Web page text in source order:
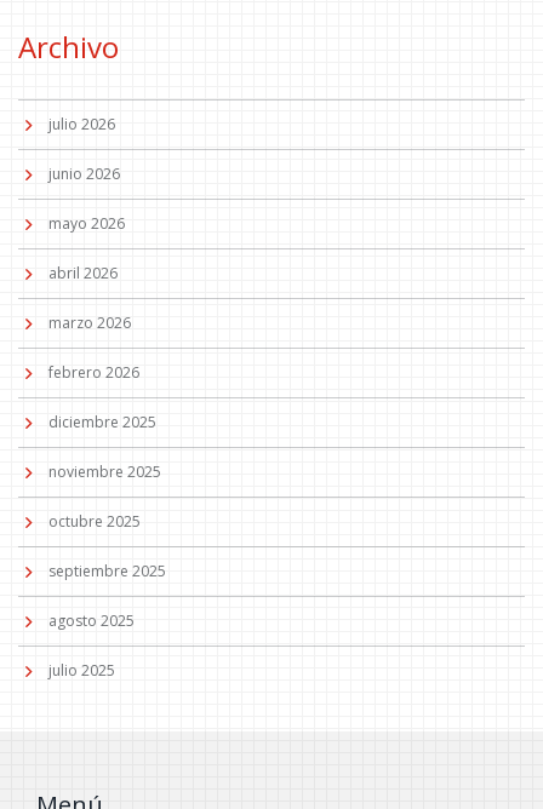
Archivo
julio 2026
junio 2026
mayo 2026
abril 2026
marzo 2026
febrero 2026
diciembre 2025
noviembre 2025
octubre 2025
septiembre 2025
agosto 2025
julio 2025